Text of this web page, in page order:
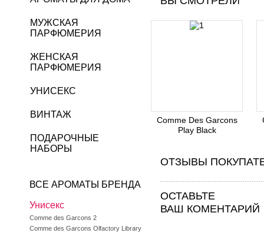
Comme Des Garcons
Play Black
ОТЗЫВЫ
ОСТАВЬТЕ
ВАШ КОМЕНТАРИЙ
МУЖСКАЯ
ПАРФЮМЕРИЯ
ЖЕНСКАЯ
ПАРФЮМЕРИЯ
УНИСЕКС
ВИНТАЖ
ПОДАРОЧНЫЕ
НАБОРЫ
ВСЕ АРОМАТЫ БРЕНДА
Унисекс
Comme des Garcons 2
Comme des Garcons Olfactory Library